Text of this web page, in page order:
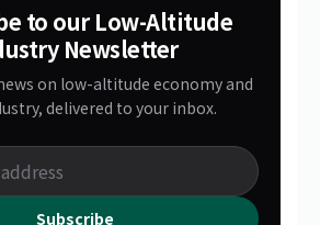
to our Low-Altitude
Newsletter
on low-altitude economy and
delivered to your inbox.
Subscribe